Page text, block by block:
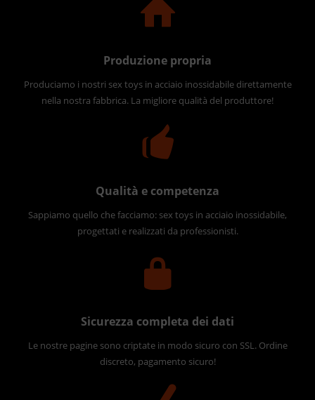
Produzione propria
Produciamo i nostri sex toys in acciaio inossidabile direttamente
nella nostra fabbrica. La migliore qualità del produttore!
Qualità e competenza
Sappiamo quello che facciamo: sex toys in acciaio inossidabile,
progettati e realizzati da professionisti.
Sicurezza completa dei dati
Le nostre pagine sono criptate in modo sicuro con SSL. Ordine
discreto, pagamento sicuro!